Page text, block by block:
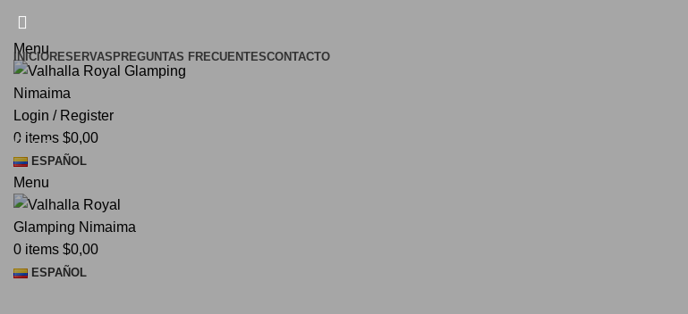
Menu
Login / Register
0 items $0,00
ESPAÑOL
Menu
0 items $0,00
ESPAÑOL
Blog
INICIORESERVAS PREGUNTAS FRECUENTESCONTACTO